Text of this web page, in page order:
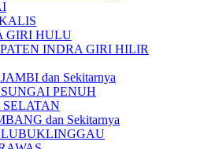
GIRI HULU
INDRA GIRI HILIR
dan Sekitarnya
PENUH
SELATAN
dan Sekitarnya